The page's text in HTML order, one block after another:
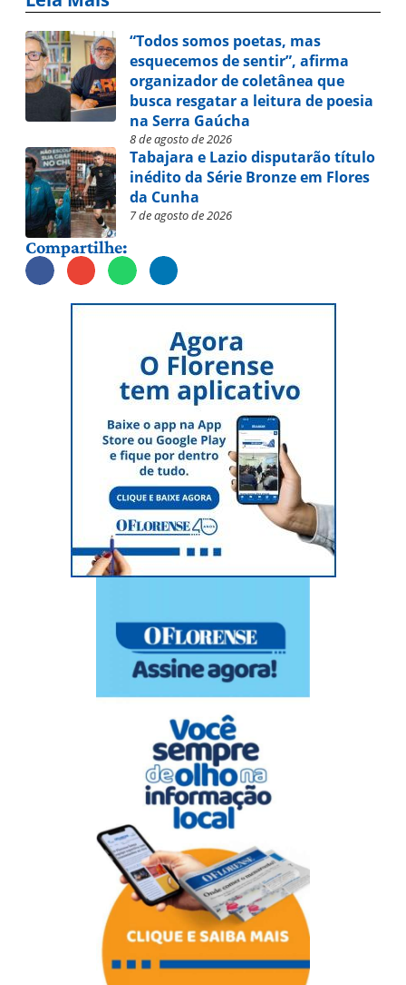
“Todos somos poetas, mas
esquecemos de sentir”, afirma
organizador de coletânea que
busca resgatar a leitura de poesia
na Serra Gaúcha
8 de agosto de 2026
Tabajara e Lazio disputarão título
inédito da Série Bronze em Flores
da Cunha
7 de agosto de 2026
Compartilhe: